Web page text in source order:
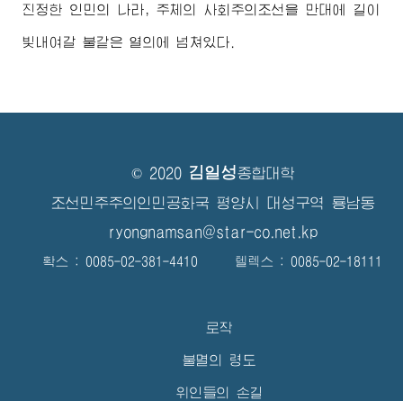
진정한 인민의 나라, 주체의 사회주의조선을 만대에 길이
빛내여갈 불같은 열의에 넘쳐있다.
© 2020 김일성종합대학
조선민주주의인민공화국 평양시 대성구역 룡남동
ryongnamsan@star-co.net.kp
확스 : 0085-02-381-4410 텔렉스 : 0085-02-18111
로작
불멸의 령도
위인들의 손길